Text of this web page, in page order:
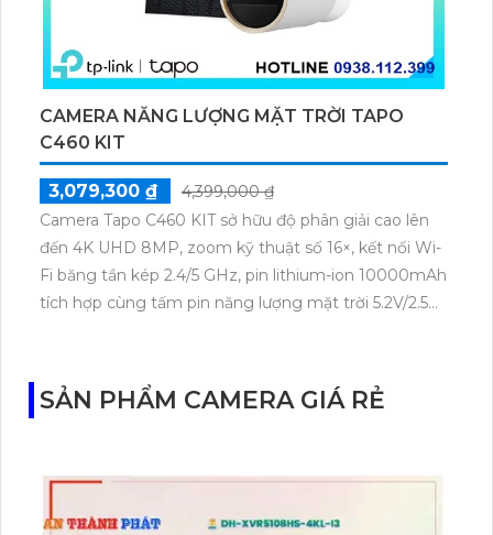
CAMERA NĂNG LƯỢNG MẶT TRỜI TAPO
C460 KIT
3,079,300 ₫
4,399,000 ₫
Camera Tapo C460 KIT sở hữu độ phân giải cao lên
đến 4K UHD 8MP, zoom kỹ thuật số 16×, kết nối Wi-
Fi băng tần kép 2.4/5 GHz, pin lithium-ion 10000mAh
tích hợp cùng tấm pin năng lượng mặt trời 5.2V/2.5W.
SẢN PHẨM CAMERA GIÁ RẺ